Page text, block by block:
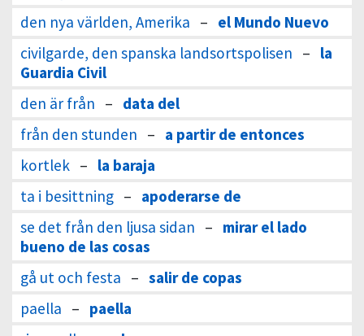
den nya världen, Amerika – el Mundo Nuevo
civilgarde, den spanska landsortspolisen – la
Guardia Civil
den är från – data del
från den stunden – a partir de entonces
kortlek – la baraja
ta i besittning – apoderarse de
se det från den ljusa sidan – mirar el lado
bueno de las cosas
gå ut och festa – salir de copas
paella – paella